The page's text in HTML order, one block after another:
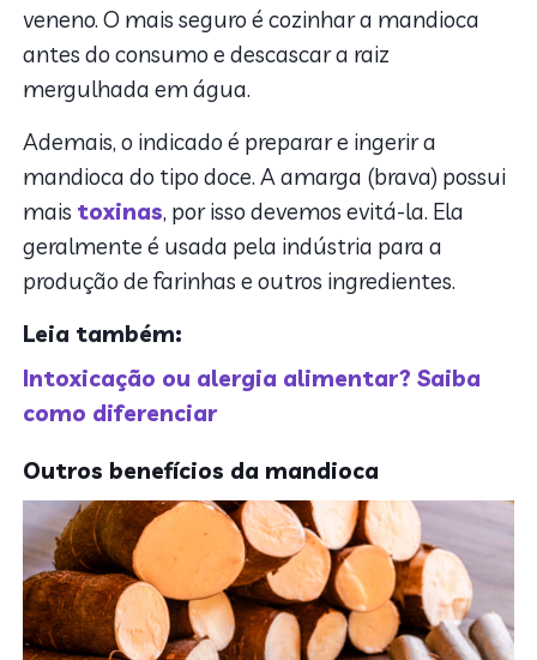
veneno. O mais seguro é cozinhar a mandioca
antes do consumo e descascar a raiz
mergulhada em água.
Ademais, o indicado é preparar e ingerir a
mandioca do tipo doce. A amarga (brava) possui
mais toxinas, por isso devemos evitá-la. Ela
geralmente é usada pela indústria para a
produção de farinhas e outros ingredientes.
Leia também:
Intoxicação ou alergia alimentar? Saiba
como diferenciar
Outros benefícios da mandioca